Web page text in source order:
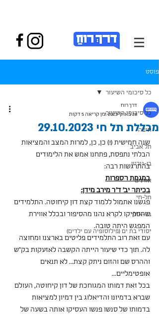
פוסט
כל סיכומי השיעור
חיפה
תל אביב
בן-גוריון
אורנים
תל-חי
בר-אילן
יסודי בת ים (פילוסופיה עם ילדים)
כל סיכומי השיעור
מכללת תל חי 29.10.2023
דרך רוח
28 באוק׳ 2023
זמן קריאה 5 דקות
שנה חמישית (!) כן, כן, למרות המצב והמציאות
הבלתי נתפסת, פתחנו אמש את הלימודים
בהתרגשות רבה:
במגמת הספרות
בכיתה יב' ד"ר מירב מידן:
פגשנו אתמול ללמוד קצת דון קיחוטה. התלמידים
שהספיקו לקרא נהנו מהסיפור ובכלל אווירת
המפגש היתה טובה.
עם זאת רוב התלמידים פליטים בארצנו ומחוצה
לה. תוך כדי שיעור הייתה הקשבה לאזעקות בק"ש
וההרס שם והזום ניתק קצת... לא תנאים
אופטימליים...
בכל זאת דמותו המגוחכת של דון קיחוטה, העולם
שברא בדמיונו והדיאלוג בין דמיון למציאות
בדמותו של סנשו פנשו העסיקו אותה בשעה של